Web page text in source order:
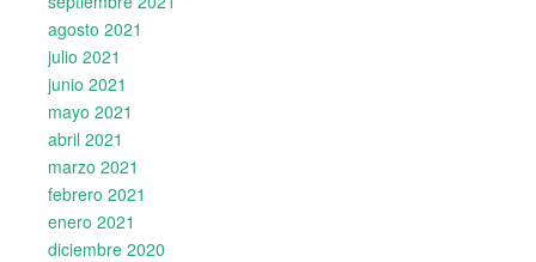
agosto 2021
julio 2021
junio 2021
mayo 2021
abril 2021
marzo 2021
febrero 2021
enero 2021
diciembre 2020